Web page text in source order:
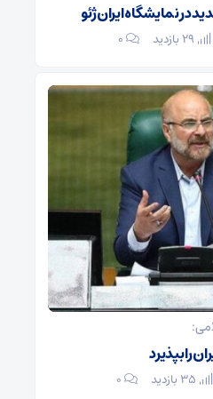
در نمایشگاه ایران ژئو
۰
را بپذیرد
۰